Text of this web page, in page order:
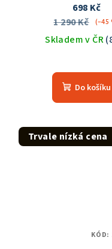
698 Kč
1 290 Kč
(–45
Skladem v ČR
je
z
5
Do košíku
Trvale nízká cena
KÓD: